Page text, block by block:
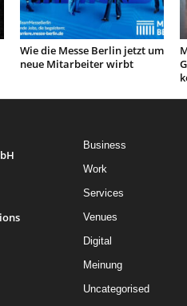
Wie die Messe Berlin jetzt um
neue Mitarbeiter wirbt
Business
Work
Services
Venues
Digital
Meinung
Uncategorised